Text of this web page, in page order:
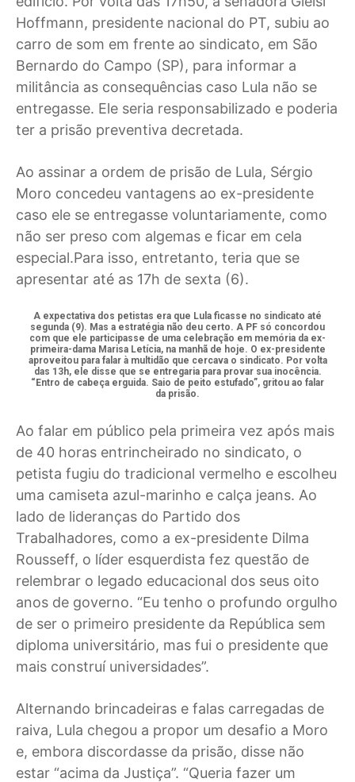
Hoffmann, presidente nacional do PT, subiu ao
carro de som em frente ao sindicato, em São
Bernardo do Campo (SP), para informar a
militância as consequências caso Lula não se
entregasse. Ele seria responsabilizado e poderia
ter a prisão preventiva decretada.
Ao assinar a ordem de prisão de Lula, Sérgio
Moro concedeu vantagens ao ex-presidente
caso ele se entregasse voluntariamente, como
não ser preso com algemas e ficar em cela
especial.Para isso, entretanto, teria que se
apresentar até as 17h de sexta (6).
A expectativa dos petistas era que Lula ficasse no sindicato até
segunda (9). Mas a estratégia não deu certo. A PF só concordou
com que ele participasse de uma celebração em memória da ex-
primeira-dama Marisa Letícia, na manhã de hoje. O ex-presidente
aproveitou para falar à multidão que cercava o sindicato. Por volta
das 13h, ele disse que se entregaria para provar sua inocência.
“Entro de cabeça erguida. Saio de peito estufado”, gritou ao falar
da prisão.
Ao falar em público pela primeira vez após mais
de 40 horas entrincheirado no sindicato, o
petista fugiu do tradicional vermelho e escolheu
uma camiseta azul-marinho e calça jeans. Ao
lado de lideranças do Partido dos
Trabalhadores, como a ex-presidente Dilma
Rousseff, o líder esquerdista fez questão de
relembrar o legado educacional dos seus oito
anos de governo. “Eu tenho o profundo orgulho
de ser o primeiro presidente da República sem
diploma universitário, mas fui o presidente que
mais construí universidades”.
Alternando brincadeiras e falas carregadas de
raiva, Lula chegou a propor um desafio a Moro
e, embora discordasse da prisão, disse não
estar “acima da Justiça”. “Queria fazer um